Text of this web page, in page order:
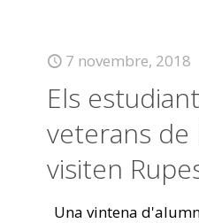
7 novembre, 2018
Els
veterans de
visiten
Una vintena